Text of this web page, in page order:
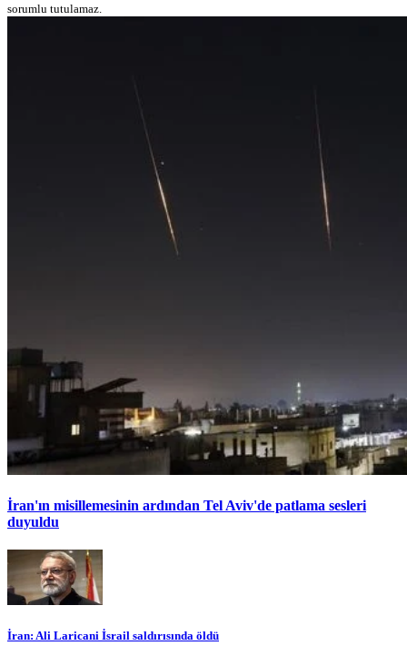
sorumlu tutulamaz.
İran'ın misillemesinin ardından Tel Aviv'de patlama sesleri
duyuldu
İran: Ali Laricani İsrail saldırısında öldü